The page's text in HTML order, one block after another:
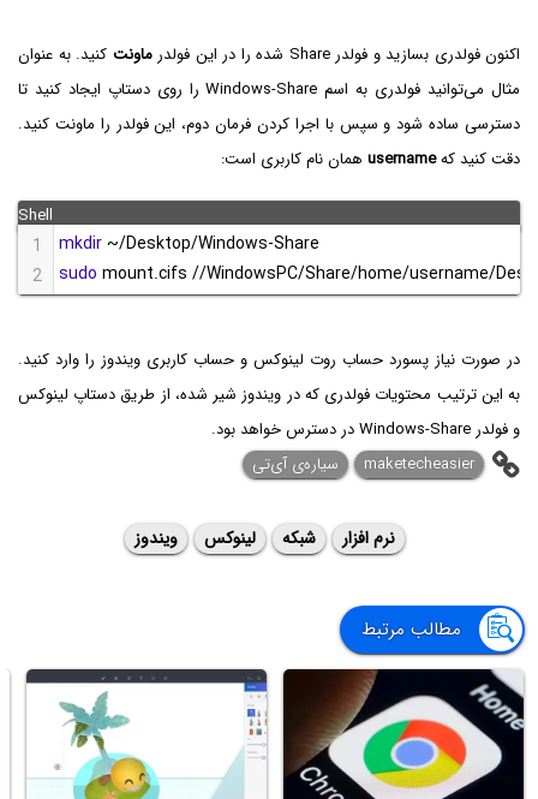
اکنون فولدری بسازید و فولدر Share شده را در این فولدر ماونت کنید. به عنوان
مثال می‌توانید فولدری به اسم Windows-Share را روی دستاپ ایجاد کنید تا
دسترسی ساده شود و سپس با اجرا کردن فرمان دوم، این فولدر را ماونت کنید.
دقت کنید کهusername همان نام کاربری است:
1 mkdir ~/Desktop/Windows-Share
2
sudo mount.cifs //WindowsPC/Share/home/username/
در صورت نیاز پسورد حساب روت لینوکس و حساب کاربری ویندوز را وارد کنید.
به این ترتیب محتویات فولدری که در ویندوز شیر شده، از طریق دستاپ لینوکس
و فولدر Windows-Share در دسترس خواهد بود.
maketecheasier
سیاره‌ی ‌آی‌تی
نرم افزار شبکه لینوکس ویندوز
مطالب مرتبط